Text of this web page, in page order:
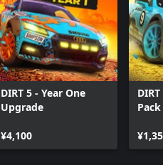
DIRT 5 - Year One
Upgrade
¥4,100
Pack